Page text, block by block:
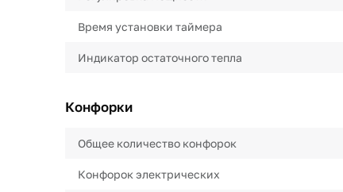
Время установки таймера
Индикатор остаточного тепла
Конфорки
Общее количество конфорок
Конфорок электрических